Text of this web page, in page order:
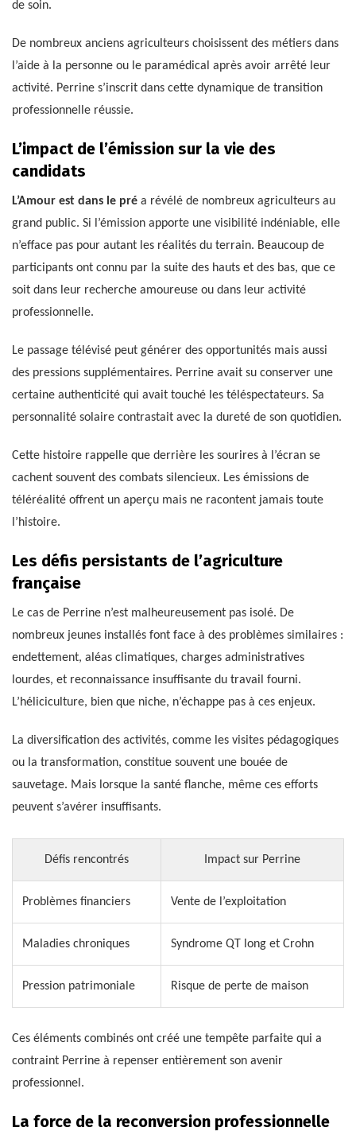
de soin.
De nombreux anciens agriculteurs choisissent des métiers dans
l’aide à la personne ou le paramédical après avoir arrêté leur
activité. Perrine s’inscrit dans cette dynamique de transition
professionnelle réussie.
L’impact de l’émission sur la vie des
candidats
L’Amour est dans le pré a révélé de nombreux agriculteurs au
grand public. Si l’émission apporte une visibilité indéniable, elle
n’efface pas pour autant les réalités du terrain. Beaucoup de
participants ont connu par la suite des hauts et des bas, que ce
soit dans leur recherche amoureuse ou dans leur activité
professionnelle.
Le passage télévisé peut générer des opportunités mais aussi
des pressions supplémentaires. Perrine avait su conserver une
certaine authenticité qui avait touché les téléspectateurs. Sa
personnalité solaire contrastait avec la dureté de son quotidien.
Cette histoire rappelle que derrière les sourires à l’écran se
cachent souvent des combats silencieux. Les émissions de
téléréalité offrent un aperçu mais ne racontent jamais toute
l’histoire.
Les défis persistants de l’agriculture
française
Le cas de Perrine n’est malheureusement pas isolé. De
nombreux jeunes installés font face à des problèmes similaires :
endettement, aléas climatiques, charges administratives
lourdes, et reconnaissance insuffisante du travail fourni.
L’héliciculture, bien que niche, n’échappe pas à ces enjeux.
La diversification des activités, comme les visites pédagogiques
ou la transformation, constitue souvent une bouée de
sauvetage. Mais lorsque la santé flanche, même ces efforts
peuvent s’avérer insuffisants.
Défis rencontrés Impact sur Perrine
Problèmes financiers Vente de l’exploitation
Maladies chroniques Syndrome QT long et Crohn
Pression patrimoniale Risque de perte de maison
Ces éléments combinés ont créé une tempête parfaite qui a
contraint Perrine à repenser entièrement son avenir
professionnel.
La force de la reconversion professionnelle